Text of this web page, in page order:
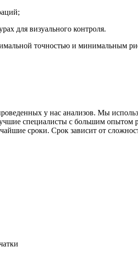
для визуального контроля.
точностью и минимальным
у нас анализов. Мы
специалисты с большим опытом
сроки. Срок зависит от